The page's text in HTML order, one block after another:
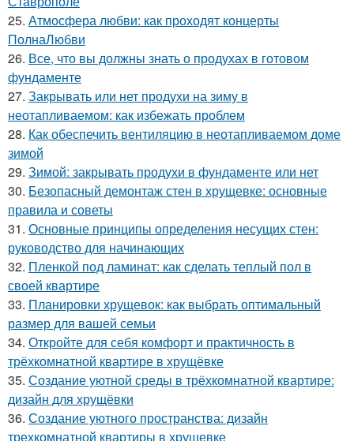
25. Атмосфера любви: как проходят концерты
ПолнаЛюбви
26. Все, что вы должны знать о продухах в готовом
фундаменте
27. Закрывать или нет продухи на зиму в
неотапливаемом: как избежать проблем
28. Как обеспечить вентиляцию в неотапливаемом доме
зимой
29. Зимой: закрывать продухи в фундаменте или нет
30. Безопасный демонтаж стен в хрущевке: основные
правила и советы
31. Основные принципы определения несущих стен:
руководство для начинающих
32. Пленкой под ламинат: как сделать теплый пол в
своей квартире
33. Планировки хрущевок: как выбрать оптимальный
размер для вашей семьи
34. Откройте для себя комфорт и практичность в
трёхкомнатной квартире в хрущёвке
35. Создание уютной среды в трёхкомнатной квартире:
дизайн для хрущёвки
36. Создание уютного пространства: дизайн
трехкомнатной квартиры в хрущевке